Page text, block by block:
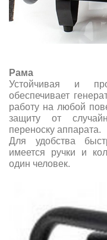
Рама
Устойчивая и
обеспечивает
работу на любой
защиту от
переноску аппарата.
Для удобства
имеется ручки и
один человек.